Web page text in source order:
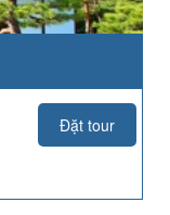
Đặt tour